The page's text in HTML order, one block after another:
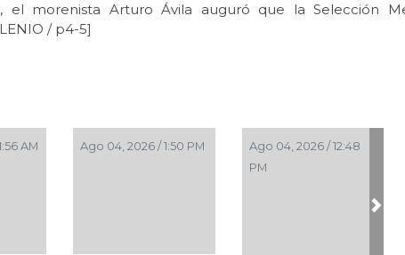
el morenista Arturo Ávila auguró que la Selección
/ p4-5]
AM Ago 04, 2026 / 1:50 PM
Ago 04, 2026 / 12:48
PM
Next